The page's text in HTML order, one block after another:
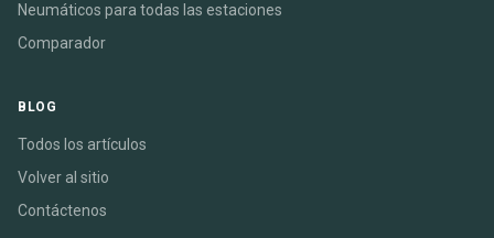
Neumáticos para todas las estaciones
Comparador
BLOG
Todos los artículos
Volver al sitio
Contáctenos